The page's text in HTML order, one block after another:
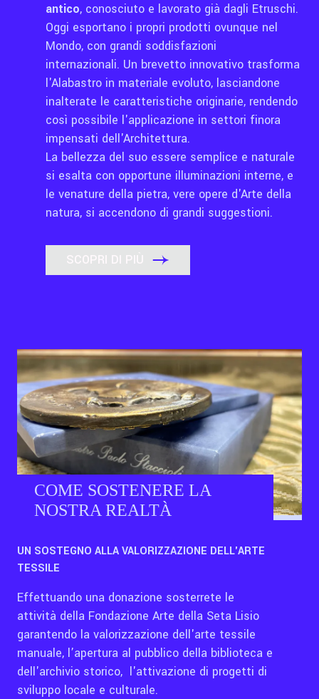
antico, conosciuto e lavorato già dagli Etruschi.
Oggi esportano i propri prodotti ovunque nel
Mondo, con grandi soddisfazioni
internazionali. Un brevetto innovativo trasforma
l'Alabastro in materiale evoluto, lasciandone
inalterate le caratteristiche originarie, rendendo
così possibile l'applicazione in settori finora
impensati dell'Architettura.
La bellezza del suo essere semplice e naturale
si esalta con opportune illuminazioni interne, e
le venature della pietra, vere opere d'Arte della
natura, si accendono di grandi suggestioni.
SCOPRI DI PIÙ
COME SOSTENERE LA
NOSTRA REALTÀ
UN SOSTEGNO ALLA VALORIZZAZIONE DELL'ARTE
TESSILE
Effettuando una donazione sosterrete le
attività della Fondazione Arte della Seta Lisio
garantendo la valorizzazione dell'arte tessile
manuale, l’apertura al pubblico della biblioteca e
dell'archivio storico, l'attivazione di progetti di
sviluppo locale e culturale.